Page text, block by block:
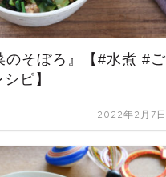
のそぼろ』【#水煮 #ご
ピ】
2022年2月7日